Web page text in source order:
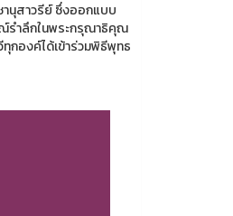
นุสาวรีย์ ซึ่งออกแบบ
รำลึกในพระกรุณาธิคุณ
กองค์ได้เข้าร่วมพิธีพุทธ